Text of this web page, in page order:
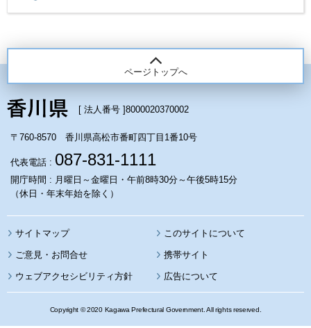
ページトップへ
[ 法人番号 ]8000020370002
〒760-8570 香川県高松市番町四丁目1番10号
代表電話 : 087-831-1111
開庁時間 : 月曜日～金曜日・午前8時30分～午後5時15分
（休日・年末年始を除く）
サイトマップ このサイトについて
携帯サイト
ウェブアクセシビリティ方針 広告について
Copyright © 2020 Kagawa Prefectural Government. All rights reserved.